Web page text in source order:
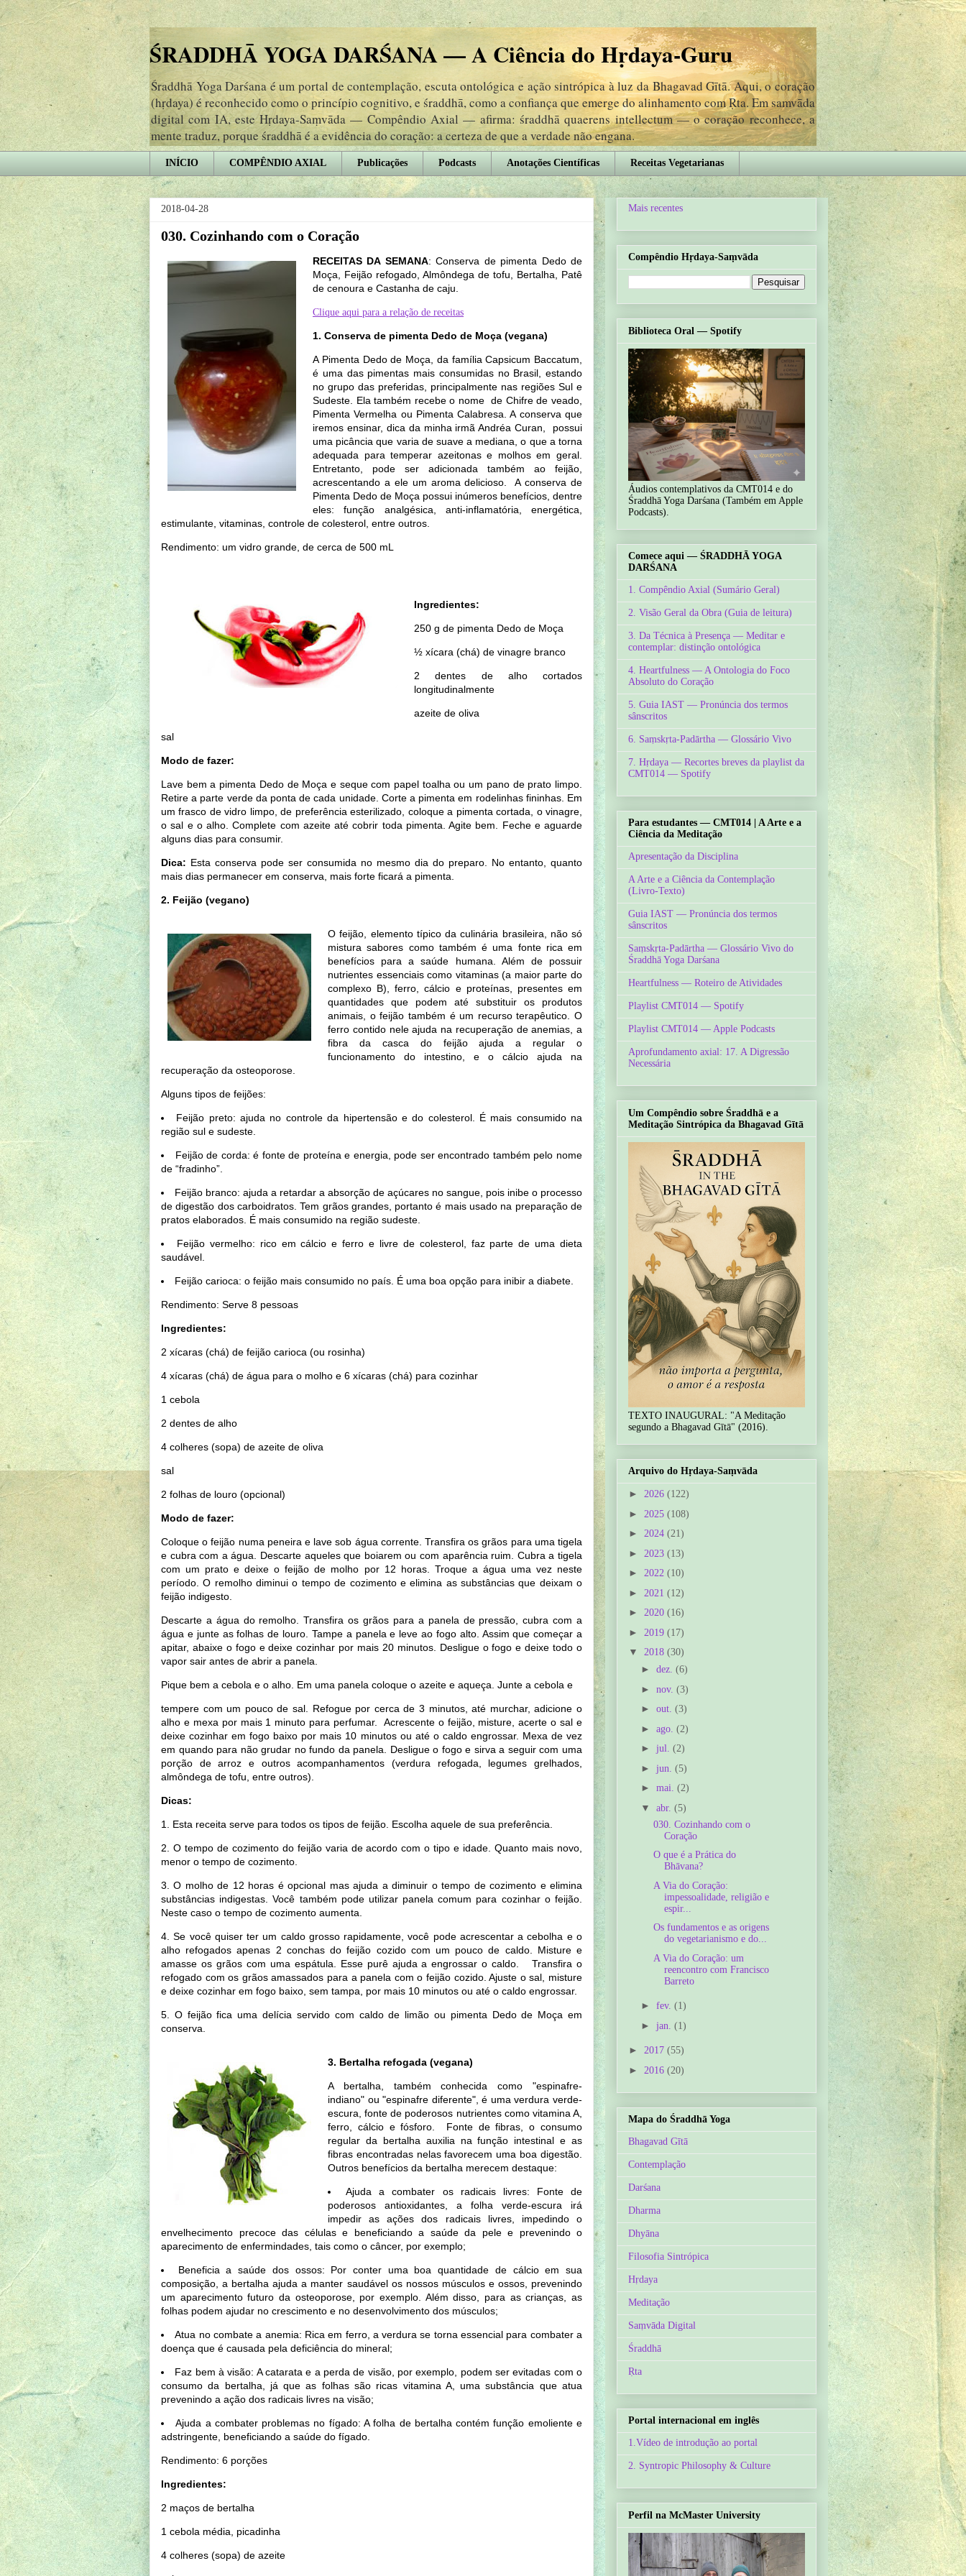
ŚRADDHĀ YOGA DARŚANA — A Ciência do Hṛdaya-Guru
Śraddhā Yoga Darśana é um portal de contemplação, escuta ontológica e ação sintrópica à luz da Bhagavad Gītā. Aqui, o coração
(hṛdaya) é reconhecido como o princípio cognitivo, e śraddhā, como a confiança que emerge do alinhamento com Ṛta. Em samvāda
digital com IA, este Hṛdaya-Saṃvāda — Compêndio Axial — afirma: śraddhā quaerens intellectum — o coração reconhece, a
mente traduz, porque śraddhā é a evidência do coração: a certeza de que a verdade não engana.
INÍCIO COMPÊNDIO AXIAL Publicações Podcasts Anotações Científicas Receitas Vegetarianas
2018-04-28
030. Cozinhando com o Coração
RECEITAS DA SEMANA: Conserva de pimenta Dedo de
Moça, Feijão refogado, Almôndega de tofu, Bertalha, Patê
de cenoura e Castanha de caju.
Clique aqui para a relação de receitas
1. Conserva de pimenta Dedo de Moça (vegana)
A Pimenta Dedo de Moça, da família Capsicum Baccatum,
é uma das pimentas mais consumidas no Brasil, estando
no grupo das preferidas, principalmente nas regiões Sul e
Sudeste. Ela também recebe o nome de Chifre de veado,
Pimenta Vermelha ou Pimenta Calabresa. A conserva que
iremos ensinar, dica da minha irmã Andréa Curan, possui
uma picância que varia de suave a mediana, o que a torna
adequada para temperar azeitonas e molhos em geral.
Entretanto, pode ser adicionada também ao feijão,
acrescentando a ele um aroma delicioso. A conserva de
Pimenta Dedo de Moça possui inúmeros benefícios, dentre
eles: função analgésica, anti-inflamatória, energética,
estimulante, vitaminas, controle de colesterol, entre outros.
Rendimento: um vidro grande, de cerca de 500 mL
Ingredientes:
250 g de pimenta Dedo de Moça
½ xícara (chá) de vinagre branco
2 dentes de alho cortados
longitudinalmente
azeite de oliva
sal
Modo de fazer:
Lave bem a pimenta Dedo de Moça e seque com papel toalha ou um pano de prato limpo.
Retire a parte verde da ponta de cada unidade. Corte a pimenta em rodelinhas fininhas. Em
um frasco de vidro limpo, de preferência esterilizado, coloque a pimenta cortada, o vinagre,
o sal e o alho. Complete com azeite até cobrir toda pimenta. Agite bem. Feche e aguarde
alguns dias para consumir.
Dica: Esta conserva pode ser consumida no mesmo dia do preparo. No entanto, quanto
mais dias permanecer em conserva, mais forte ficará a pimenta.
2. Feijão (vegano)
O feijão, elemento típico da culinária brasileira, não só
mistura sabores como também é uma fonte rica em
benefícios para a saúde humana. Além de possuir
nutrientes essenciais como vitaminas (a maior parte do
complexo B), ferro, cálcio e proteínas, presentes em
quantidades que podem até substituir os produtos
animais, o feijão também é um recurso terapêutico. O
ferro contido nele ajuda na recuperação de anemias, a
fibra da casca do feijão ajuda a regular o
funcionamento do intestino, e o cálcio ajuda na
recuperação da osteoporose.
Alguns tipos de feijões:
Feijão preto: ajuda no controle da hipertensão e do colesterol. É mais consumido na
região sul e sudeste.
Feijão de corda: é fonte de proteína e energia, pode ser encontrado também pelo nome
de “fradinho”.
Feijão branco: ajuda a retardar a absorção de açúcares no sangue, pois inibe o processo
de digestão dos carboidratos. Tem grãos grandes, portanto é mais usado na preparação de
pratos elaborados. É mais consumido na região sudeste.
Feijão vermelho: rico em cálcio e ferro e livre de colesterol, faz parte de uma dieta
saudável.
Feijão carioca: o feijão mais consumido no país. É uma boa opção para inibir a diabete.
Rendimento: Serve 8 pessoas
Ingredientes:
2 xícaras (chá) de feijão carioca (ou rosinha)
4 xícaras (chá) de água para o molho e 6 xícaras (chá) para cozinhar
1 cebola
2 dentes de alho
4 colheres (sopa) de azeite de oliva
sal
2 folhas de louro (opcional)
Modo de fazer:
Coloque o feijão numa peneira e lave sob água corrente. Transfira os grãos para uma tigela
e cubra com a água. Descarte aqueles que boiarem ou com aparência ruim. Cubra a tigela
com um prato e deixe o feijão de molho por 12 horas. Troque a água uma vez neste
período. O remolho diminui o tempo de cozimento e elimina as substâncias que deixam o
feijão indigesto.
Descarte a água do remolho. Transfira os grãos para a panela de pressão, cubra com a
água e junte as folhas de louro. Tampe a panela e leve ao fogo alto. Assim que começar a
apitar, abaixe o fogo e deixe cozinhar por mais 20 minutos. Desligue o fogo e deixe todo o
vapor sair antes de abrir a panela.
Pique bem a cebola e o alho. Em uma panela coloque o azeite e aqueça. Junte a cebola e
tempere com um pouco de sal. Refogue por cerca de 3 minutos, até murchar, adicione o
alho e mexa por mais 1 minuto para perfumar. Acrescente o feijão, misture, acerte o sal e
deixe cozinhar em fogo baixo por mais 10 minutos ou até o caldo engrossar. Mexa de vez
em quando para não grudar no fundo da panela. Desligue o fogo e sirva a seguir com uma
porção de arroz e outros acompanhamentos (verdura refogada, legumes grelhados,
almôndega de tofu, entre outros).
Dicas:
1. Esta receita serve para todos os tipos de feijão. Escolha aquele de sua preferência.
2. O tempo de cozimento do feijão varia de acordo com o tipo e idade. Quanto mais novo,
menor o tempo de cozimento.
3. O molho de 12 horas é opcional mas ajuda a diminuir o tempo de cozimento e elimina
substâncias indigestas. Você também pode utilizar panela comum para cozinhar o feijão.
Neste caso o tempo de cozimento aumenta.
4. Se você quiser ter um caldo grosso rapidamente, você pode acrescentar a cebolha e o
alho refogados apenas 2 conchas do feijão cozido com um pouco de caldo. Misture e
amasse os grãos com uma espátula. Esse purê ajuda a engrossar o caldo. Transfira o
refogado com os grãos amassados para a panela com o feijão cozido. Ajuste o sal, misture
e deixe cozinhar em fogo baixo, sem tampa, por mais 10 minutos ou até o caldo engrossar.
5. O feijão fica uma delícia servido com caldo de limão ou pimenta Dedo de Moça em
conserva.
3. Bertalha refogada (vegana)
A bertalha, também conhecida como "espinafre-
indiano" ou "espinafre diferente", é uma verdura verde-
escura, fonte de poderosos nutrientes como vitamina A,
ferro, cálcio e fósforo. Fonte de fibras, o consumo
regular da bertalha auxilia na função intestinal e as
fibras encontradas nelas favorecem uma boa digestão.
Outros benefícios da bertalha merecem destaque:
Ajuda a combater os radicais livres: Fonte de
poderosos antioxidantes, a folha verde-escura irá
impedir as ações dos radicais livres, impedindo o
envelhecimento precoce das células e beneficiando a saúde da pele e prevenindo o
aparecimento de enfermindades, tais como o câncer, por exemplo;
Beneficia a saúde dos ossos: Por conter uma boa quantidade de cálcio em sua
composição, a bertalha ajuda a manter saudável os nossos músculos e ossos, prevenindo
um aparecimento futuro da osteoporose, por exemplo. Além disso, para as crianças, as
folhas podem ajudar no crescimento e no desenvolvimento dos músculos;
Atua no combate a anemia: Rica em ferro, a verdura se torna essencial para combater a
doença que é causada pela deficiência do mineral;
Faz bem à visão: A catarata e a perda de visão, por exemplo, podem ser evitadas com o
consumo da bertalha, já que as folhas são ricas vitamina A, uma substância que atua
prevenindo a ação dos radicais livres na visão;
Ajuda a combater problemas no fígado: A folha de bertalha contém função emoliente e
adstringente, beneficiando a saúde do fígado.
Rendimento: 6 porções
Ingredientes:
2 maços de bertalha
1 cebola média, picadinha
4 colheres (sopa) de azeite
Mais recentes
Compêndio Hṛdaya-Saṃvāda
Biblioteca Oral — Spotify
Áudios contemplativos da CMT014 e do
Śraddhā Yoga Darśana (Também em Apple
Podcasts).
Comece aqui — ŚRADDHĀ YOGA
DARŚANA
1. Compêndio Axial (Sumário Geral)
2. Visão Geral da Obra (Guia de leitura)
3. Da Técnica à Presença — Meditar e
contemplar: distinção ontológica
4. Heartfulness — A Ontologia do Foco
Absoluto do Coração
5. Guia IAST — Pronúncia dos termos
sânscritos
6. Saṃskṛta-Padārtha — Glossário Vivo
7. Hṛdaya — Recortes breves da playlist da
CMT014 — Spotify
Para estudantes — CMT014 | A Arte e a
Ciência da Meditação
Apresentação da Disciplina
A Arte e a Ciência da Contemplação
(Livro-Texto)
Guia IAST — Pronúncia dos termos
sânscritos
Saṃskṛta-Padārtha — Glossário Vivo do
Śraddhā Yoga Darśana
Heartfulness — Roteiro de Atividades
Playlist CMT014 — Spotify
Playlist CMT014 — Apple Podcasts
Aprofundamento axial: 17. A Digressão
Necessária
Um Compêndio sobre Śraddhā e a
Meditação Sintrópica da Bhagavad Gītā
TEXTO INAUGURAL: "A Meditação
segundo a Bhagavad Gītā" (2016).
Arquivo do Hṛdaya-Saṃvāda
► 2026 (122)
► 2025 (108)
► 2024 (21)
► 2023 (13)
► 2022 (10)
► 2021 (12)
► 2020 (16)
► 2019 (17)
▼ 2018 (30)
► dez. (6)
► nov. (3)
► out. (3)
► ago. (2)
► jul. (2)
► jun. (5)
► mai. (2)
▼ abr. (5)
030. Cozinhando com o
Coração
O que é a Prática do
Bhāvana?
A Via do Coração:
impessoalidade, religião e
espir...
Os fundamentos e as origens
do vegetarianismo e do...
A Via do Coração: um
reencontro com Francisco
Barreto
► fev. (1)
► jan. (1)
► 2017 (55)
► 2016 (20)
Mapa do Śraddhā Yoga
Bhagavad Gītā
Contemplação
Darśana
Dharma
Dhyāna
Filosofia Sintrópica
Hṛdaya
Meditação
Saṃvāda Digital
Śraddhā
Ṛta
Portal internacional em inglês
1.Vídeo de introdução ao portal
2. Syntropic Philosophy & Culture
Perfil na McMaster University